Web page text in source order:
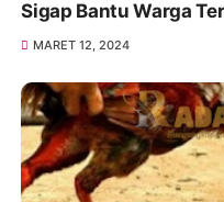
Sigap Bantu Warga
MARET 12, 2024